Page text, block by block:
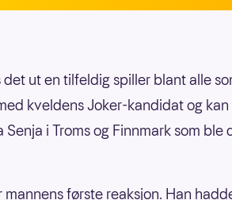
ut en tilfeldig spiller blant alle
kveldens Joker-kandidat og
i Troms og Finnmark som ble
første reaksjon. Han